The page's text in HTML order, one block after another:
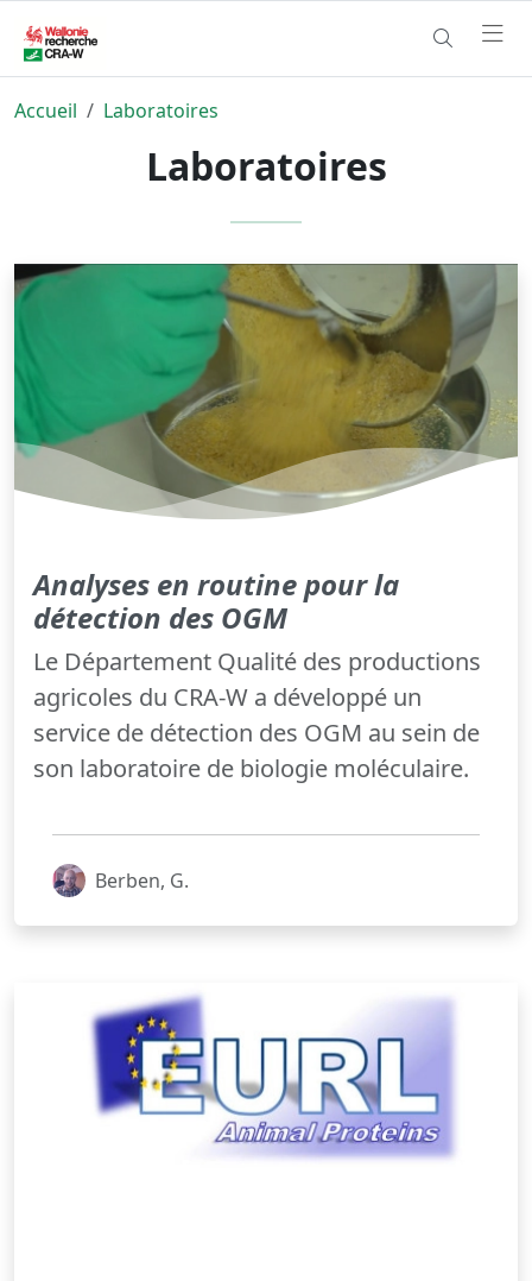
Accueil Laboratoires
Laboratoires
Analyses en routine pour la
détection des OGM
Le Département Qualité des productions
agricoles du CRA-W a développé un
service de détection des OGM au sein de
son laboratoire de biologie moléculaire.
Berben, G.